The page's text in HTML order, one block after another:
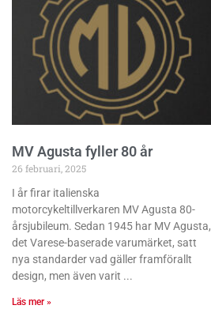
MV Agusta fyller 80 år
26 februari, 2025
I år firar italienska
motorcykeltillverkaren MV Agusta 80-
årsjubileum. Sedan 1945 har MV Agusta,
det Varese-baserade varumärket, satt
nya standarder vad gäller framförallt
design, men även varit
Läs mer »